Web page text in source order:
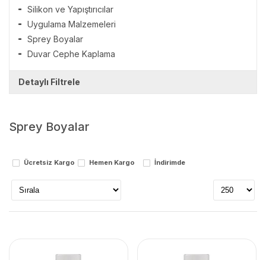
Silikon ve Yapıştırıcılar
Uygulama Malzemeleri
Sprey Boyalar
Duvar Cephe Kaplama
Detaylı Filtrele
polisan
Stok Durumu
stokta var
Sprey Boyalar
Ücretsiz Kargo Hemen Kargo İndirimde